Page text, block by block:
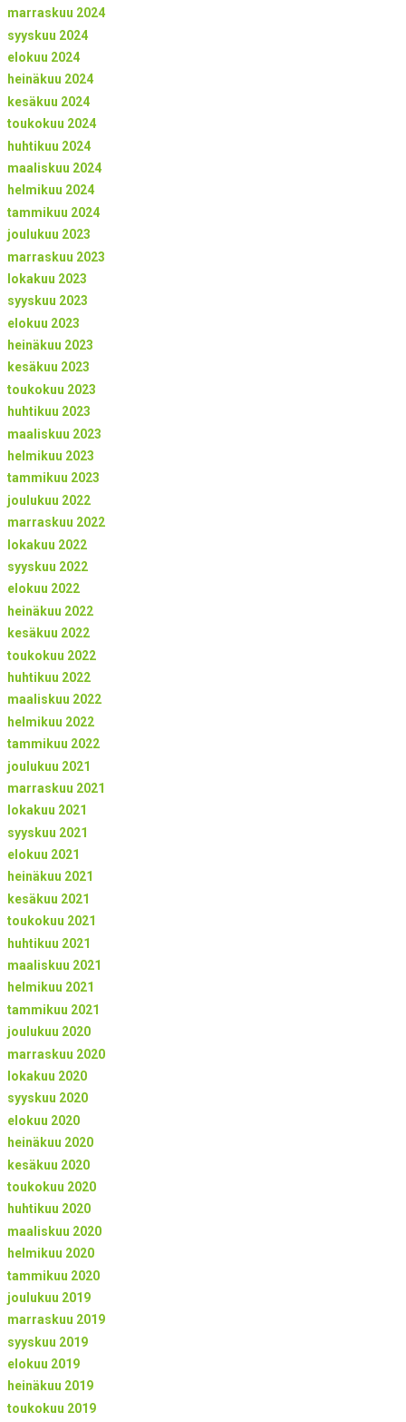
marraskuu 2024
syyskuu 2024
elokuu 2024
heinäkuu 2024
kesäkuu 2024
toukokuu 2024
huhtikuu 2024
maaliskuu 2024
helmikuu 2024
tammikuu 2024
joulukuu 2023
marraskuu 2023
lokakuu 2023
syyskuu 2023
elokuu 2023
heinäkuu 2023
kesäkuu 2023
toukokuu 2023
huhtikuu 2023
maaliskuu 2023
helmikuu 2023
tammikuu 2023
joulukuu 2022
marraskuu 2022
lokakuu 2022
syyskuu 2022
elokuu 2022
heinäkuu 2022
kesäkuu 2022
toukokuu 2022
huhtikuu 2022
maaliskuu 2022
helmikuu 2022
tammikuu 2022
joulukuu 2021
marraskuu 2021
lokakuu 2021
syyskuu 2021
elokuu 2021
heinäkuu 2021
kesäkuu 2021
toukokuu 2021
huhtikuu 2021
maaliskuu 2021
helmikuu 2021
tammikuu 2021
joulukuu 2020
marraskuu 2020
lokakuu 2020
syyskuu 2020
elokuu 2020
heinäkuu 2020
kesäkuu 2020
toukokuu 2020
huhtikuu 2020
maaliskuu 2020
helmikuu 2020
tammikuu 2020
joulukuu 2019
marraskuu 2019
syyskuu 2019
elokuu 2019
heinäkuu 2019
toukokuu 2019